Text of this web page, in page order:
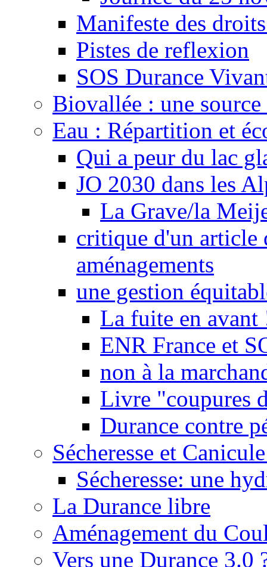
Manifeste des
Pistes de reflexion
SOS Durance
Biovallée : une
Eau : Répartition et
Qui a peur du lac
JO 2030 dans les
La Grave/la
critique d'un article
aménagements
une gestion
La fuite en avant
ENR France et
non à la
Livre "coupures
Durance contre
Sécheresse et
Sécheresse: une
La Durance libre
Aménagement du
Vers une Durance 3.0